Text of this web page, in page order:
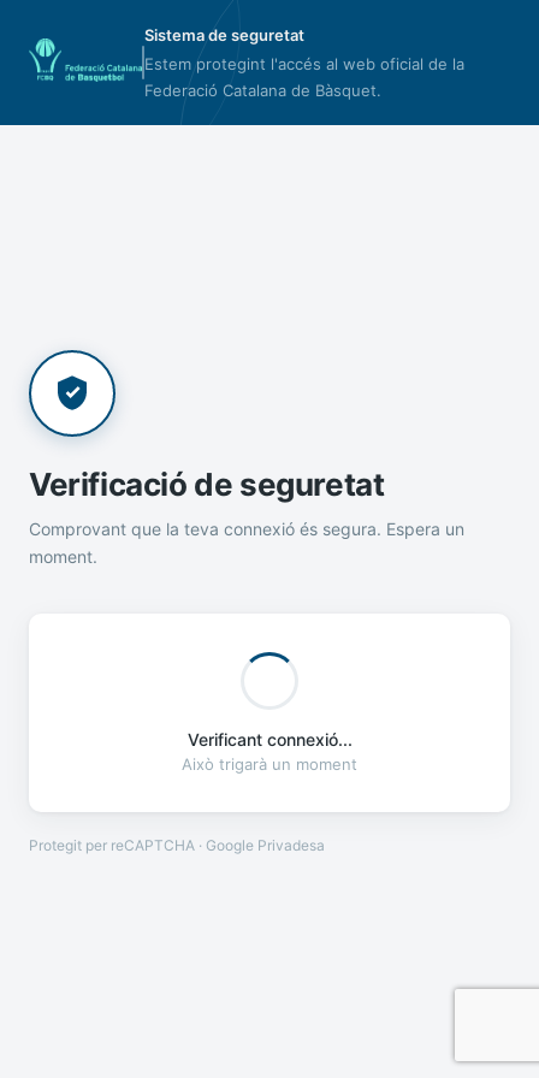
Sistema de seguretat
Estem protegint l'accés al web oficial de la
Federació Catalana de Bàsquet.
Verificació de seguretat
Comprovant que la teva connexió és segura. Espera un
moment.
Verificant connexió...
Això trigarà un moment
Protegit per reCAPTCHA · Google Privadesa